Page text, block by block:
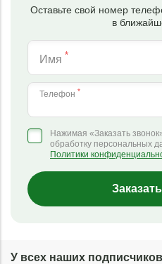
Оставьте свой номер
в
Имя *
Телефон *
Нажимая «Заказать
обработку персональных
Политики
У всех наших